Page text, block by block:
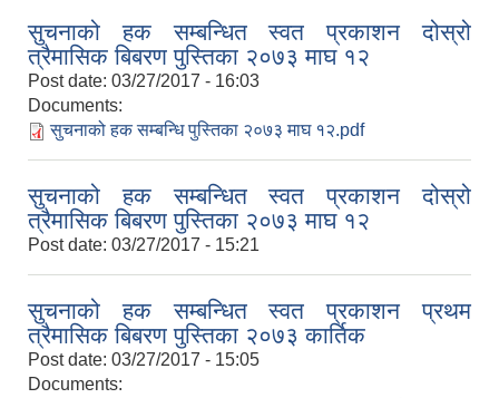
सुचनाको हक सम्बन्धित स्वत प्रकाशन दोस्रो
त्रैमासिक बिबरण पुस्तिका २०७३ माघ १२
Post date: 03/27/2017 - 16:03
Documents:
सुचनाको हक सम्बन्धि पुस्तिका २०७३ माघ १२.pdf
सुचनाको हक सम्बन्धित स्वत प्रकाशन दोस्रो
त्रैमासिक बिबरण पुस्तिका २०७३ माघ १२
Post date: 03/27/2017 - 15:21
सुचनाको हक सम्बन्धित स्वत प्रकाशन प्रथम
त्रैमासिक बिबरण पुस्तिका २०७३ कार्तिक
Post date: 03/27/2017 - 15:05
Documents: